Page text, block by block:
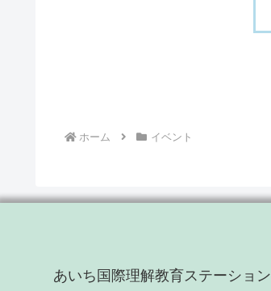
ホーム イベント
あいち国際理解教育ステーション